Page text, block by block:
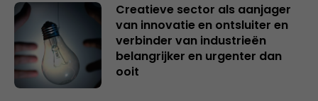
Creatieve sector als aanjager
van innovatie en ontsluiter en
verbinder van industrieën
belangrijker en urgenter dan
ooit